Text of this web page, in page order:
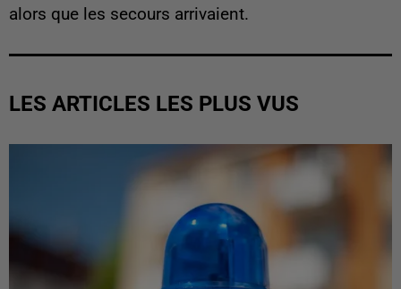
alors que les secours arrivaient.
LES ARTICLES LES PLUS VUS